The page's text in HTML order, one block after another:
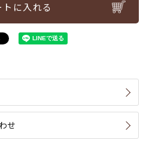
トに入れる
せ